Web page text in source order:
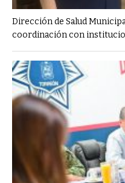
Dirección de Salud
coordinación con